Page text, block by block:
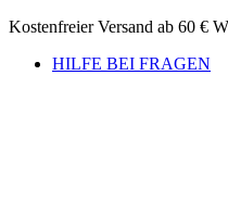
Kostenfreier Versand ab 60 €
HILFE BEI FRAGEN